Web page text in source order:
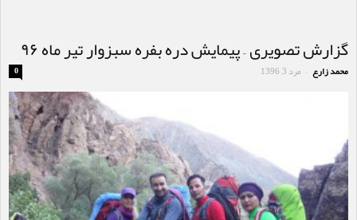
گزارش تصویری – پیمایش دره بفره سبزوار تیر ماه ۹۶
محمد زارع - مرد 3, 1396 0